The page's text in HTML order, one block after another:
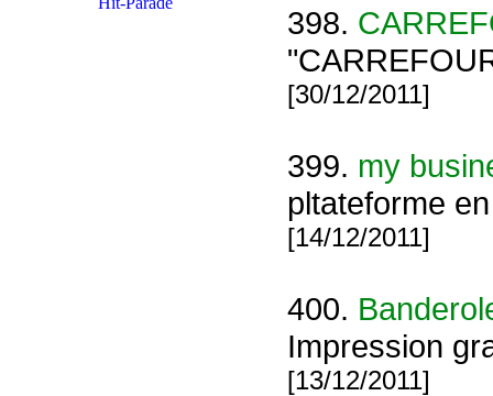
398.
[30/12/2011]
399. my
pltateforme
[14/12/2011]
400.
Impression
[13/12/2011]